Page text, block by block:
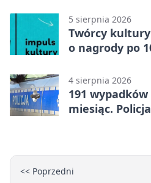
5 sierpnia 2026
Twórcy
o nagrody po
4 sierpnia 2026
191
miesiąc.
<< Poprzedni